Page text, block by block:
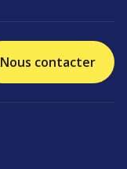
Nous contacter